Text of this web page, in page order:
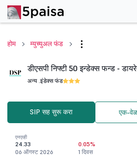
होम म्युच्युअल फंड
डीएसपी निफ्टी 50 इन्डेक्स फन्ड -
अन्य .इंडेक्स फंड
SIP सह सुरू करा एक-वेळ
एनएव्ही
24.33
06 ऑगस्ट 2026
0.05%
1 दिवस